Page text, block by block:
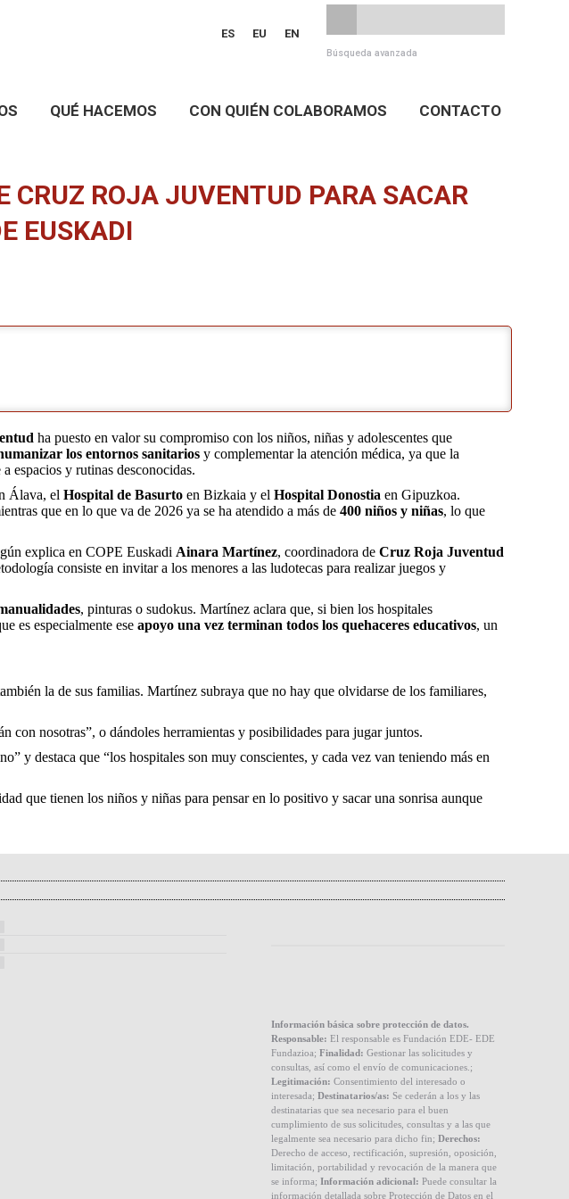
ES EU EN
Búsqueda avanzada
QUÉ HACEMOS CON QUIÉN COLABORAMOS CONTACTO
CRUZ ROJA JUVENTUD PARA SACAR
EUSKADI
ha puesto en valor su compromiso con los niños, niñas y adolescentes que
los entornos sanitarios y complementar la atención médica, ya que la
espacios y rutinas desconocidas.
Álava, el Hospital de Basurto en Bizkaia y el Hospital Donostia en Gipuzkoa.
que en lo que va de 2026 ya se ha atendido a más de 400 niños y niñas, lo que
explica en COPE Euskadi Ainara Martínez, coordinadora de Cruz Roja Juventud
consiste en invitar a los menores a las ludotecas para realizar juegos y
, pinturas o sudokus. Martínez aclara que, si bien los hospitales
es especialmente ese apoyo una vez terminan todos los quehaceres educativos, un
la de sus familias. Martínez subraya que no hay que olvidarse de los familiares,
con nosotras”, o dándoles herramientas y posibilidades para jugar juntos.
y destaca que “los hospitales son muy conscientes, y cada vez van teniendo más en
que tienen los niños y niñas para pensar en lo positivo y sacar una sonrisa aunque
Información básica sobre protección de datos.
Responsable: El responsable es Fundación EDE- EDE
Fundazioa; Finalidad: Gestionar las solicitudes y
consultas, así como el envío de comunicaciones.;
Legitimación: Consentimiento del interesado o
interesada; Destinatarios/as: Se cederán a los y las
destinatarias que sea necesario para el buen
cumplimiento de sus solicitudes, consultas y a las que
legalmente sea necesario para dicho fin; Derechos:
Derecho de acceso, rectificación, supresión, oposición,
limitación, portabilidad y revocación de la manera que
se informa; Información adicional: Puede consultar la
información detallada sobre Protección de Datos en el